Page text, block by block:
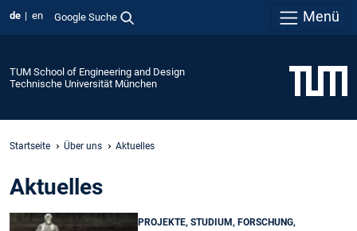
de en Google Suche Menü
TUM School of Engineering and Design
Technische Universität München
Startseite Über uns Aktuelles
Aktuelles
PROJEKTE, STUDIUM, FORSCHUNG,